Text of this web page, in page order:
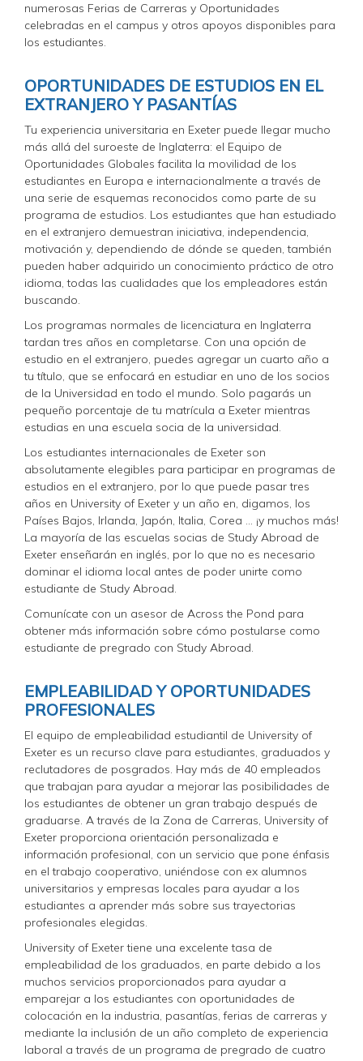
numerosas Ferias de Carreras y Oportunidades
celebradas en el campus y otros apoyos disponibles para
los estudiantes.
OPORTUNIDADES DE ESTUDIOS EN EL
EXTRANJERO Y PASANTÍAS
Tu experiencia universitaria en Exeter puede llegar mucho
más allá del suroeste de Inglaterra: el Equipo de
Oportunidades Globales facilita la movilidad de los
estudiantes en Europa e internacionalmente a través de
una serie de esquemas reconocidos como parte de su
programa de estudios. Los estudiantes que han estudiado
en el extranjero demuestran iniciativa, independencia,
motivación y, dependiendo de dónde se queden, también
pueden haber adquirido un conocimiento práctico de otro
idioma, todas las cualidades que los empleadores están
buscando.
Los programas normales de licenciatura en Inglaterra
tardan tres años en completarse. Con una opción de
estudio en el extranjero, puedes agregar un cuarto año a
tu título, que se enfocará en estudiar en uno de los socios
de la Universidad en todo el mundo. Solo pagarás un
pequeño porcentaje de tu matrícula a Exeter mientras
estudias en una escuela socia de la universidad.
Los estudiantes internacionales de Exeter son
absolutamente elegibles para participar en programas de
estudios en el extranjero, por lo que puede pasar tres
años en University of Exeter y un año en, digamos, los
Países Bajos, Irlanda, Japón, Italia, Corea ... ¡y muchos más!
La mayoría de las escuelas socias de Study Abroad de
Exeter enseñarán en inglés, por lo que no es necesario
dominar el idioma local antes de poder unirte como
estudiante de Study Abroad.
Comunícate con un asesor de Across the Pond para
obtener más información sobre cómo postularse como
estudiante de pregrado con Study Abroad.
EMPLEABILIDAD Y OPORTUNIDADES
PROFESIONALES
El equipo de empleabilidad estudiantil de University of
Exeter es un recurso clave para estudiantes, graduados y
reclutadores de posgrados. Hay más de 40 empleados
que trabajan para ayudar a mejorar las posibilidades de
los estudiantes de obtener un gran trabajo después de
graduarse. A través de la Zona de Carreras, University of
Exeter proporciona orientación personalizada e
información profesional, con un servicio que pone énfasis
en el trabajo cooperativo, uniéndose con ex alumnos
universitarios y empresas locales para ayudar a los
estudiantes a aprender más sobre sus trayectorias
profesionales elegidas.
University of Exeter tiene una excelente tasa de
empleabilidad de los graduados, en parte debido a los
muchos servicios proporcionados para ayudar a
emparejar a los estudiantes con oportunidades de
colocación en la industria, pasantías, ferias de carreras y
mediante la inclusión de un año completo de experiencia
laboral a través de un programa de pregrado de cuatro